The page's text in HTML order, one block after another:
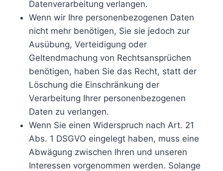
Datenverarbeitung verlangen.
Wenn wir Ihre personenbezogenen Daten
nicht mehr benötigen, Sie sie jedoch zur
Ausübung, Verteidigung oder
Geltendmachung von Rechtsansprüchen
benötigen, haben Sie das Recht, statt der
Löschung die Einschränkung der
Verarbeitung Ihrer personenbezogenen
Daten zu verlangen.
Wenn Sie einen Widerspruch nach Art. 21
Abs. 1 DSGVO eingelegt haben, muss eine
Abwägung zwischen Ihren und unseren
Interessen vorgenommen werden. Solange